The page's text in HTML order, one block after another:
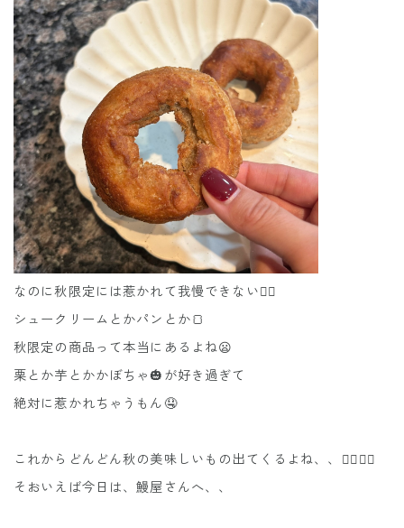
なのに秋限定には惹かれて我慢できない🙍‍♀️
シュークリームとかパンとか🍞
秋限定の商品って本当にあるよね😦
栗とか芋とかかぼちゃ🎃が好き過ぎて
絶対に惹かれちゃうもん🤤
これからどんどん秋の美味しいもの出てくるよね、、😮‍💨😮‍💨
そおいえば今日は、鰻屋さんへ、、